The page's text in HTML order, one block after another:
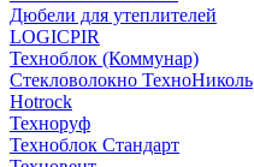
Дюбели для утеплителей
LOGICPIR
Техноблок (Коммунар)
Стекловолокно ТехноНиколь
Hotrock
Технoруф
Техноблок Стандарт